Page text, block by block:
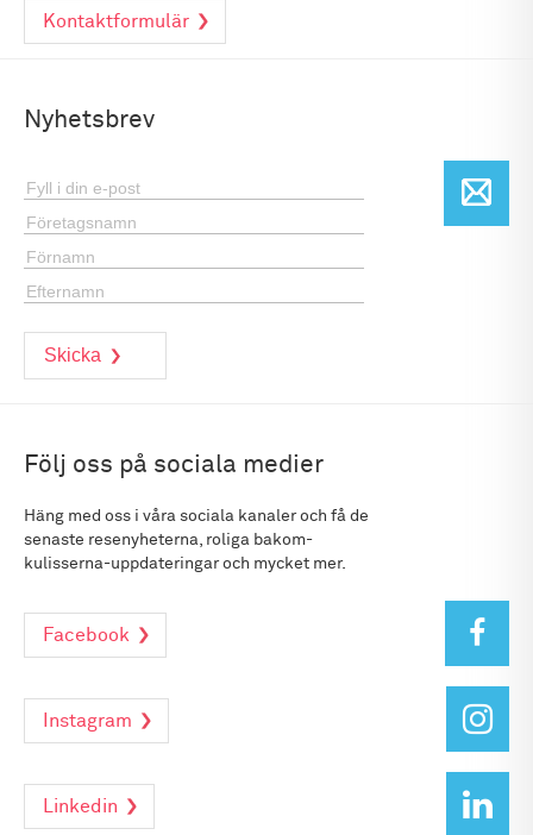
Kontaktformulär
Nyhetsbrev
Följ oss på sociala medier
Häng med oss i våra sociala kanaler och få de
senaste resenyheterna, roliga bakom-
kulisserna-uppdateringar och mycket mer.
Facebook
Instagram
Linkedin